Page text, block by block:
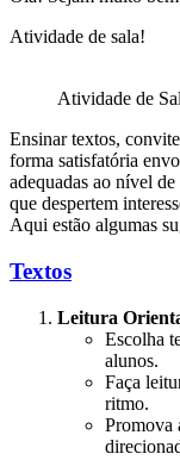
Atividade de sala!
Atividade de
Ensinar textos,
forma satisfatória
adequadas ao nível
que despertem
Aqui estão algumas
Textos
Leitura
Escolha
alunos.
Faça
ritmo.
Promova